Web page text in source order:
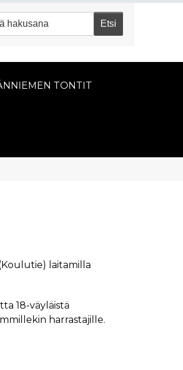
TONTIT
laitamilla
18-väyläistä
harrastajille.